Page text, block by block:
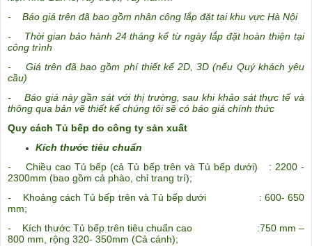
- Báo giá trên đã bao gồm nhân công lắp đặt tại khu vực Hà Nội
- Thời gian bảo hành 24 tháng kể từ ngày lắp đặt hoàn thiện tại
công trình
- Giá trên đã bao gồm phí thiết kế 2D, 3D (nếu Quý khách yêu
cầu)
- Báo giá này gần sát với thị trường, sau khi khảo sát thực tế và
thông qua bản vẽ thiết kế chúng tôi sẽ có báo giá chính thức
Quy cách Tủ bếp do công ty sản xuất
Kích thước tiêu chuẩn
- Chiều cao Tủ bếp (cả Tủ bếp trên và Tủ bếp dưới) : 2200 -
2300mm (bao gồm cả phào, chỉ trang trí);
- Khoảng cách Tủ bếp trên và Tủ bếp dưới : 600- 650
mm;
- Kích thước Tủ bếp trên tiêu chuẩn cao :750 mm –
800 mm, rộng 320- 350mm (Cả cánh);